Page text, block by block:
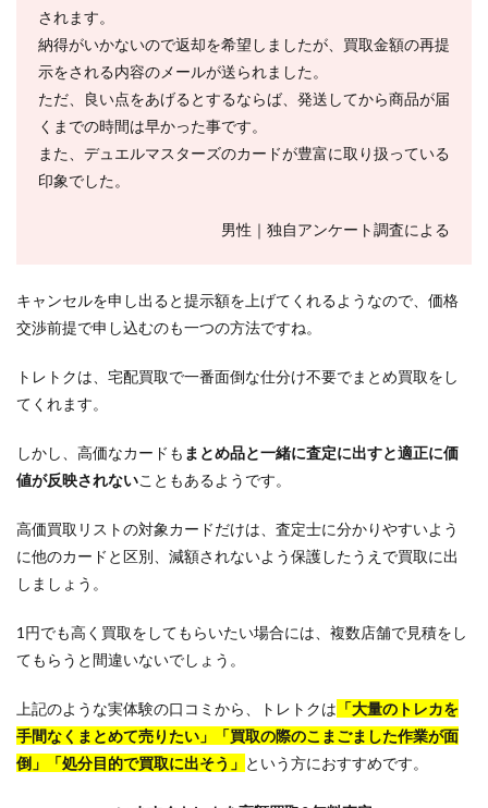
されます。
納得がいかないので返却を希望しましたが、買取金額の再提
示をされる内容のメールが送られました。
ただ、良い点をあげるとするならば、発送してから商品が届
くまでの時間は早かった事です。
また、デュエルマスターズのカードが豊富に取り扱っている
印象でした。
男性｜独自アンケート調査による
キャンセルを申し出ると提示額を上げてくれるようなので、価格
交渉前提で申し込むのも一つの方法ですね。
トレトクは、宅配買取で一番面倒な仕分け不要でまとめ買取をし
てくれます。
しかし、高価なカードも まとめ品と一緒に査定に出すと適正に価
値が反映されないこともあるようです。
高価買取リストの対象カードだけは、査定士に分かりやすいよう
に他のカードと区別、減額されないよう保護したうえで買取に出
しましょう。
1円でも高く買取をしてもらいたい場合には、複数店舗で見積をし
てもらうと間違いないでしょう。
上記のような実体験の口コミから、トレトクは 「大量のトレカを
手間なくまとめて売りたい」「買取の際のこまごました作業が面
倒」「処分目的で買取に出そう」 という方におすすめです。